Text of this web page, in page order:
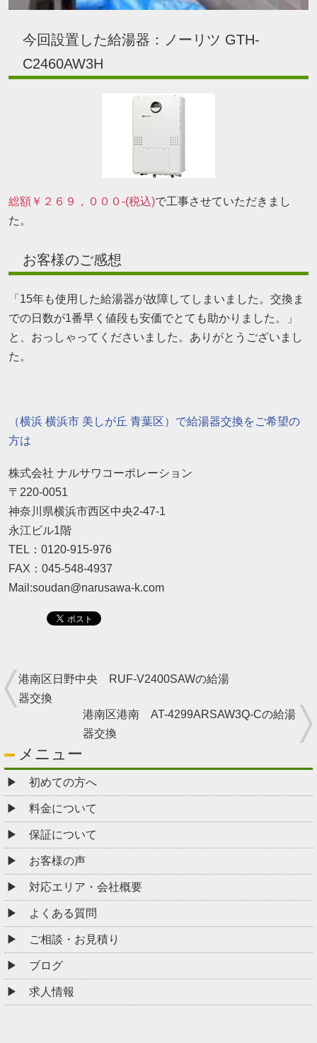
今回設置した給湯器：ノーリツ GTH-
C2460AW3H
総額￥２６９，０００-(税込)で工事させていただきまし
た。
お客様のご感想
「15年も使用した給湯器が故障してしまいました。交換ま
での日数が1番早く値段も安価でとても助かりました。」
と、おっしゃってくださいました。ありがとうございまし
た。
（横浜 横浜市 美しが丘 青葉区）で給湯器交換をご希望の
方は
株式会社 ナルサワコーポレーション
〒220-0051
神奈川県横浜市西区中央2-47-1
永江ビル1階
TEL：0120-915-976
FAX：045-548-4937
Mail:soudan@narusawa-k.com
港南区日野中央 RUF-V2400SAWの給湯
器交換
港南区港南 AT-4299ARSAW3Q-Cの給湯
器交換
メニュー
初めての方へ
料金について
保証について
お客様の声
対応エリア・会社概要
よくある質問
ご相談・お見積り
ブログ
求人情報